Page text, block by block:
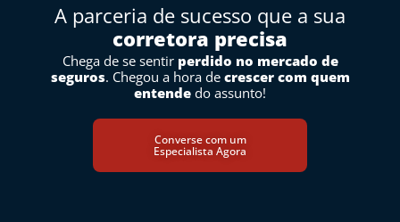
A parceria de sucesso que a sua
corretora precisa
Chega de se sentir perdido no mercado de
seguros. Chegou a hora decrescer com quem
entende do assunto!
Converse com um
Especialista Agora